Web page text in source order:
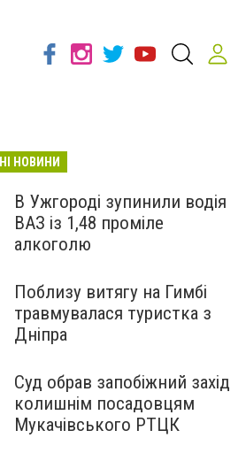
НОВИНИ
В Ужгороді зупинили водія
ВАЗ із 1,48 проміле
алкоголю
Поблизу витягу на Гимбі
травмувалася туристка з
Дніпра
Суд обрав запобіжний захід
колишнім посадовцям
Мукачівського РТЦК